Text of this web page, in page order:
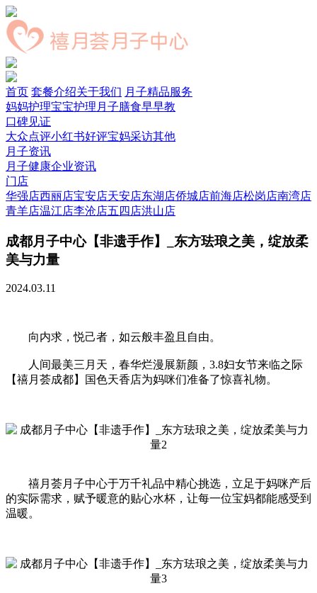
首页 套餐介绍关于我们 月子精品服务
妈妈护理宝宝护理 月子膳食早早教
口碑见证
大众点评小红书好评宝妈采访其他
月子资讯
月子健康企业资讯
门店
华强店西丽店宝安店天安店东湖店侨城店前海店松岗店南湾店
青羊店温江店李沧店五四店洪山店
成都月子中心【非遗手作】_东方珐琅之美，绽放柔
美与力量
2024.03.11
向内求，悦己者，如云般丰盈且自由。
人间最美三月天，春华烂漫展新颜，3.8妇女节来临之际
【禧月荟成都】国色天香店为妈咪们准备了惊喜礼物。
禧月荟月子中心于万千礼品中精心挑选，立足于妈咪产后
的实际需求，赋予暖意的贴心水杯，让每一位宝妈都能感受到
温暖。